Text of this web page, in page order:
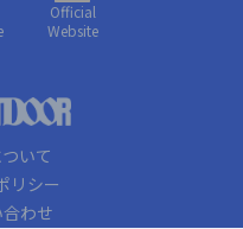
Official
Website
いて
リシー
わせ